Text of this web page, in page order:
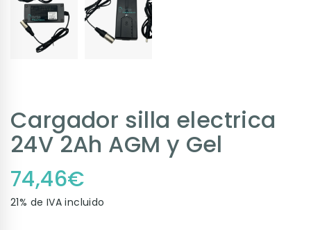
Cargador silla electrica
24V 2Ah AGM y Gel
74,46€
21% de IVA incluido